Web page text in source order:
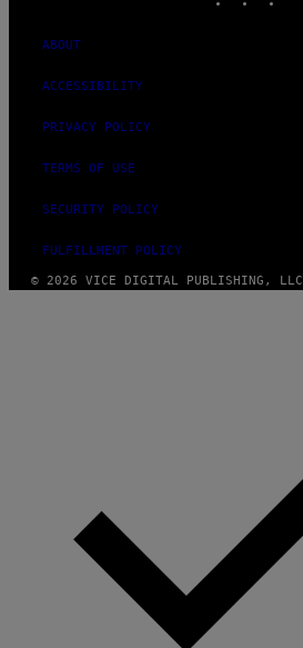
ABOUT
ACCESSIBILITY
PRIVACY POLICY
TERMS OF USE
SECURITY POLICY
FULFILLMENT POLICY
© 2026 VICE DIGITAL PUBLISHING, LLC